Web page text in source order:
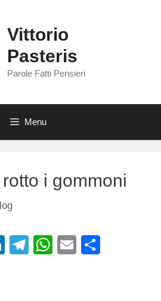
Vittorio
Pasteris
Parole Fatti Pensieri
Menu
i gommoni
Li
T
W E